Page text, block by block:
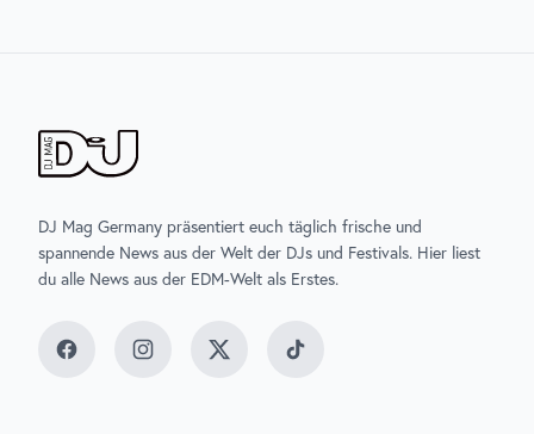
DJ Mag Germany präsentiert euch täglich frische und
spannende News aus der Welt der DJs und Festivals. Hier liest
du alle News aus der EDM-Welt als Erstes.
FacebookInstagramTwitter TikTok